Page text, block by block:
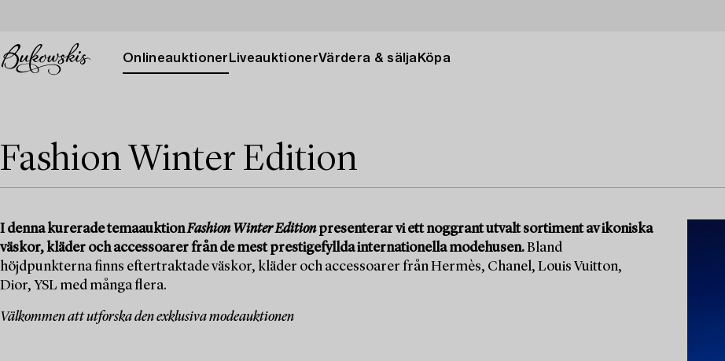
Onlineauktioner LiveauktionerVärdera & sälja Köpa
Fashion Winter Edition
I denna kurerade temaauktionFashion Winter Editionpresenterar vi ett noggrant utvalt sortiment av ikoniska
väskor, kläder och accessoarer från de mest prestigefyllda internationella modehusen.Bland
höjdpunkterna finns eftertraktade väskor, kläder och accessoarer från Hermès, Chanel, Louis Vuitton,
Dior, YSL med många flera.
Välkommen att utforska den exklusiva modeauktionen